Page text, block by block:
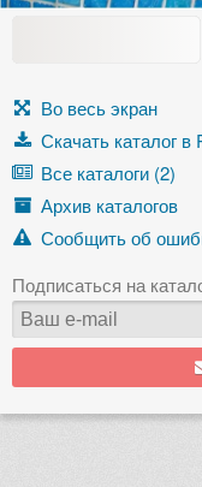
Во весь экран
Скачать каталог в
Все каталоги (2)
Архив каталогов
Сообщить об
Подписаться на